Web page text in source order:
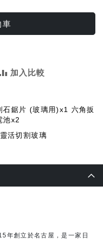
車
加入比較
石鋸片 (玻璃用)x1 六角扳
池x2
活切割玻璃
年創立於名古屋，是一家日